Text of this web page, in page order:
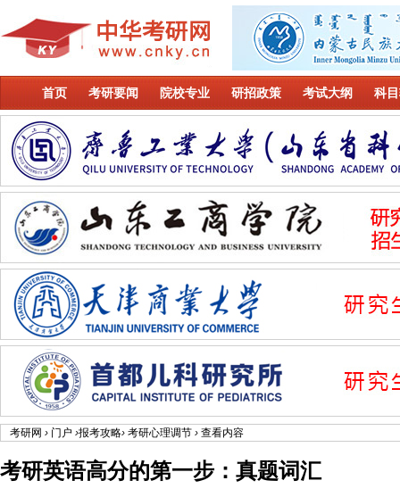
首页 考研要闻 院校专业 研招政策 考试大纲 科
考研网 › 门户 ›报考攻略› 考研心理调节 › 查看内容
考研英语高分的第一步：真题词汇